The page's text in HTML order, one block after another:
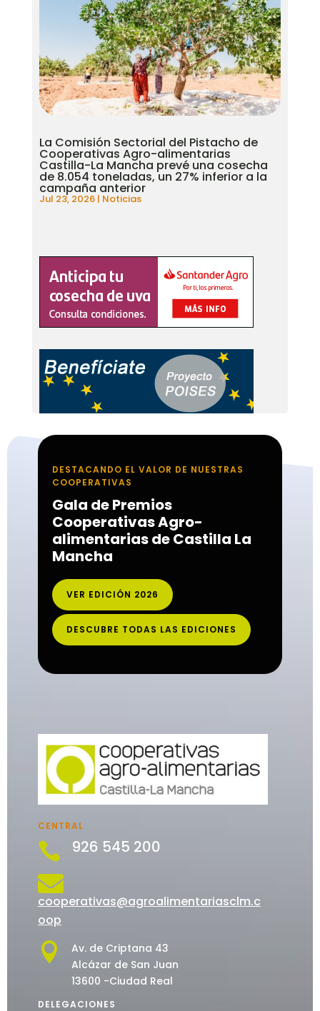
La Comisión Sectorial del Pistacho de
Cooperativas Agro-alimentarias
Castilla-La Mancha prevé una cosecha
de 8.054 toneladas, un 27% inferior a la
campaña anterior
Jul 23, 2026| Noticias
DESTACANDO EL VALOR DE NUESTRAS
COOPERATIVAS
Gala de Premios
Cooperativas Agro-
alimentarias de Castilla La
Mancha
VER EDICIÓN 2026
DESCUBRE TODAS LAS EDICIONES
CENTRAL
 926 545 200

cooperativas@agroalimentariasclm.c
oop

Av. de Criptana 43
Alcázar de San Juan
13600 -Ciudad Real
DELEGACIONES